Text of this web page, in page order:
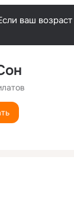
ваш